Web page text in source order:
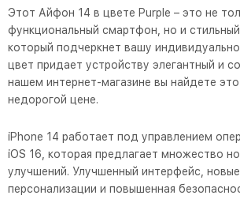
Этот Айфон 14 в цвете Purple – это не
функциональный смартфон, но и стильный
который подчеркнет вашу
цвет придает устройству элегантный и
нашем интернет-магазине вы найдете
недорогой цене.
iPhone 14 работает под управлением
iOS 16, которая предлагает множество
улучшений. Улучшенный интерфейс,
персонализации и повышенная